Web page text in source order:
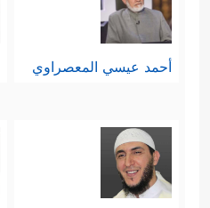
أحمد عيسي المعصراوي